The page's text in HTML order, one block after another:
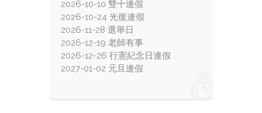
2026-10-10 雙十連假
2026-10-24 光復連假
2026-11-28 選舉日
2026-12-19 老師有事
2026-12-26 行憲紀念日連假
2027-01-02 元旦連假